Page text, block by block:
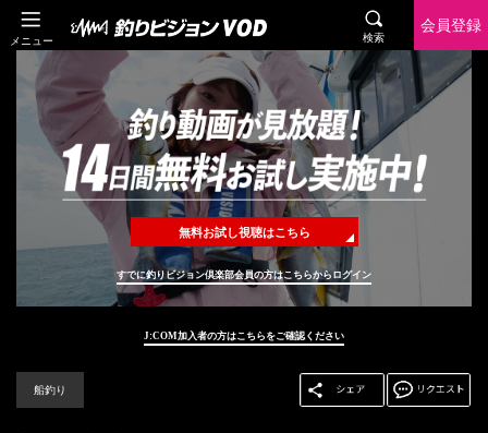
メニュー 検索
会員登録
無料お試し視聴はこちら
すでに釣りビジョン倶楽部会員の方はこちらからログイン
J:COM加入者の方はこちらをご確認ください
船釣り